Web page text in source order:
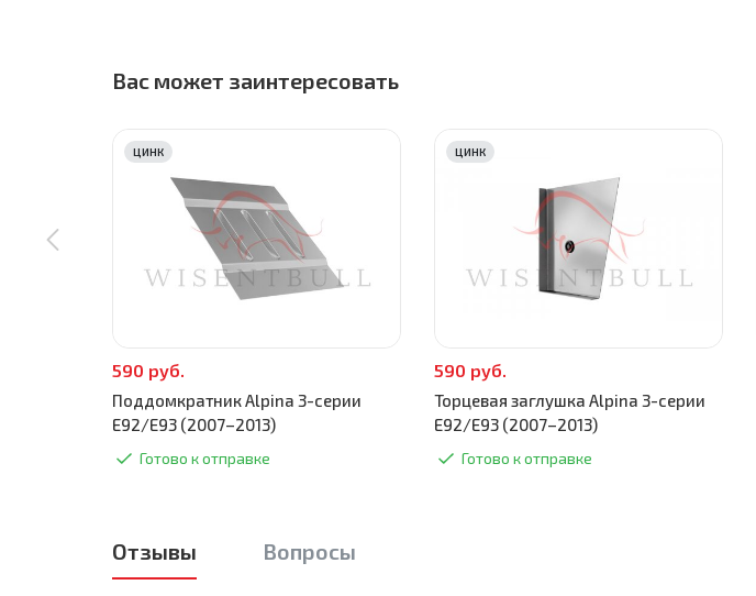
Вас может заинтересовать
590 руб.
Поддомкратник Alpina 3-серии
E92/E93 (2007–2013)
Готово к отправке
ЦИНК
590 руб.
Торцевая заглушка Alpina 3-серии
E92/E93 (2007–2013)
Готово к отправке
ЦИНК
Отзывы Вопросы